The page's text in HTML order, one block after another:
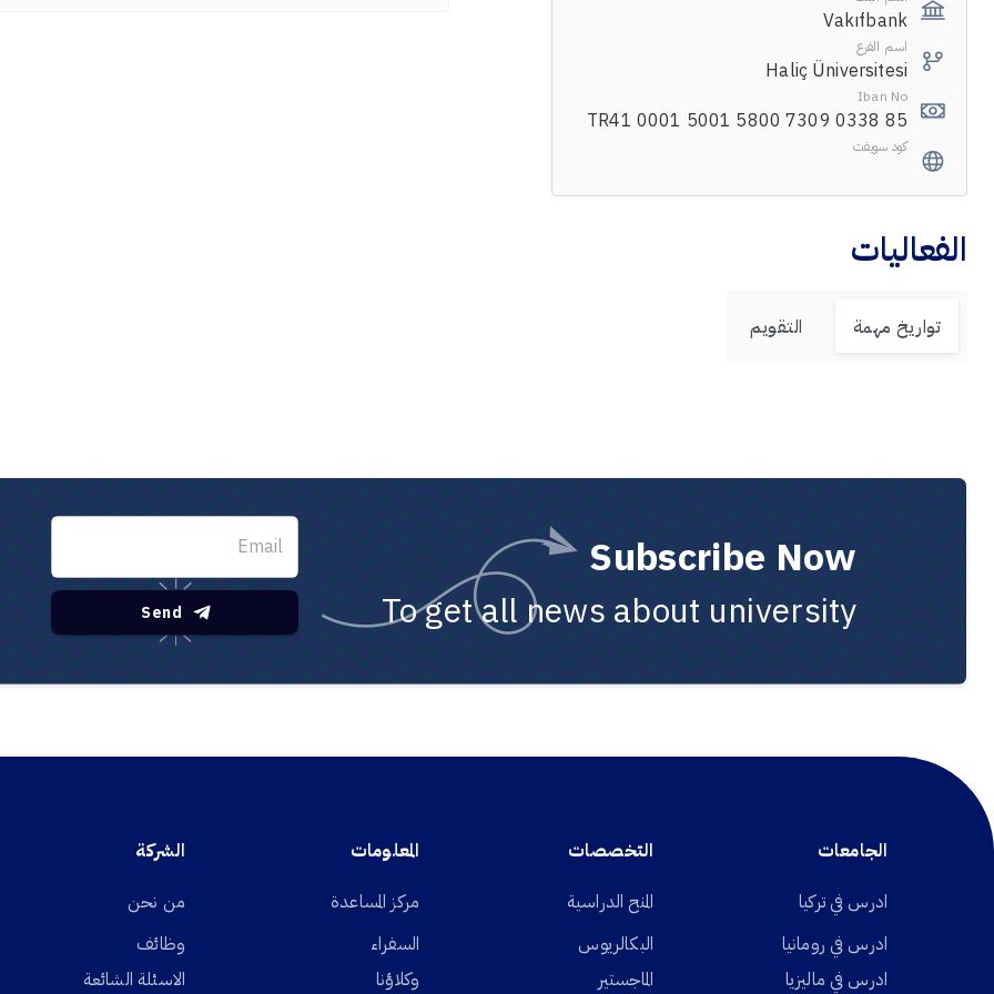
Vakıfbank
اسم الفرع
Haliç Üniversitesi
Iban No
TR41 0001 5001 5800 7309 0338 85
كود سويفت
الفعاليات
تواريخ مهمة التقويم
Subscribe Now
To get all news about university
Send
الجامعات
ادرس في تركيا
ادرس في رومانيا
ادرس في ماليزيا
التخصصات
المنح الدراسية
البكالريوس
الماجستير
المعلومات
مركز المساعدة
السفراء
وكلاؤنا
الشركة
من نحن
وظائف
الاسئلة الشائعة